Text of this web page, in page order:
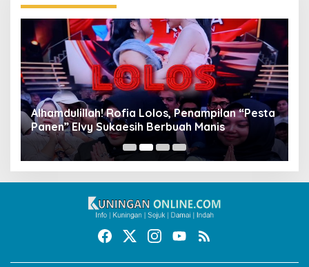
Alhamdulillah! Rofia Lolos, Penampilan “Pesta
Panen” Elvy Sukaesih Berbuah Manis